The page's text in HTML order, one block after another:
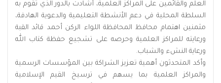
العلم والقائمين على المراكز العلمية، أشادت بالدور الذي تقوم به
السلطة المحلية في دعم الأنشطة التعليمية والدعوية الهادفة،
مثمنين اهتمام محافظ المحافظة اللواء الركن أحمد قائد القبة
ورعايته للمراكز العلمية وحرصه على تشجيع حفظة كتاب الله
ورعاية النشء والشباب.
وأكد المتحدثون أهمية تعزيز الشراكة بين المؤسسات الرسمية
والمراكز العلمية بما يسهم في ترسيخ القيم الإسلامية